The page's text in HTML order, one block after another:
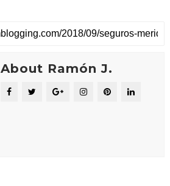
About Ramón J.